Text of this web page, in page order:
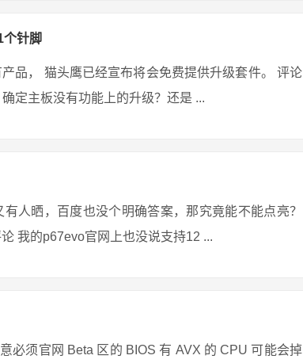
个针脚
品， 猫头鹰已经宣布将会免费提供升级套件。 评论
定主板没有功能上的升级？还是 ...
人晒，百度也没个明确答案，那究竟能不能点亮？
我的p67evo官网上也没说支持12 ...
必须官网 Beta 区的 BIOS 有 AVX 的 CPU 可能会掉